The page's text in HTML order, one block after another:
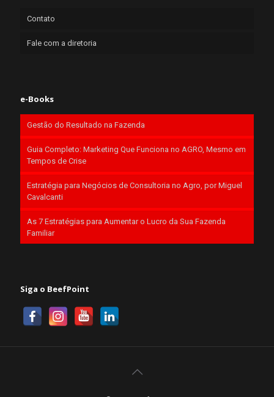
Contato
Fale com a diretoria
e-Books
Gestão do Resultado na Fazenda
Guia Completo: Marketing Que Funciona no AGRO, Mesmo em
Tempos de Crise
Estratégia para Negócios de Consultoria no Agro, por Miguel
Cavalcanti
As 7 Estratégias para Aumentar o Lucro da Sua Fazenda
Familiar
Siga o BeefPoint